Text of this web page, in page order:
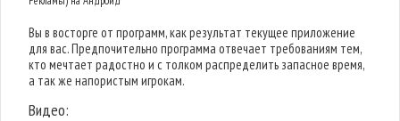
Вы в восторге от программ, как результат текущее приложение
для вас. Предпочительно программа отвечает требованиям тем,
кто мечтает радостно и с толком распределить запасное время,
а так же напористым игрокам.
Видео: